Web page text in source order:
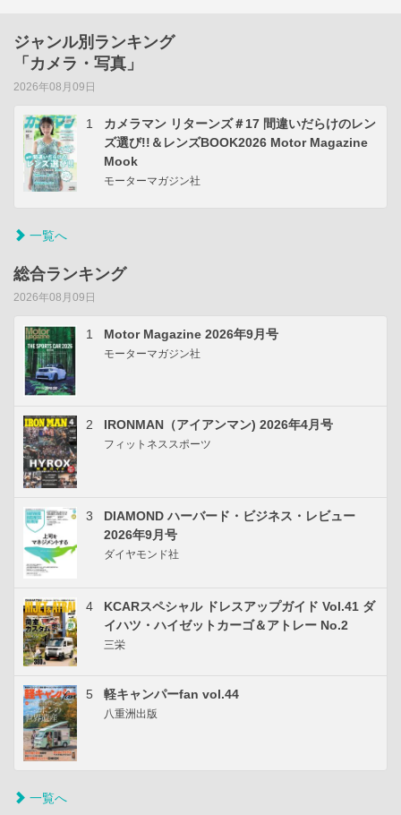
ジャンル別ランキング
「カメラ・写真」
2026年08月09日
1
カメラマン リターンズ＃17 間違いだらけのレン
ズ選び!!＆レンズBOOK2026 Motor Magazine
Mook
モーターマガジン社
一覧へ
総合ランキング
2026年08月09日
1 Motor Magazine 2026年9月号
モーターマガジン社
2 IRONMAN（アイアンマン) 2026年4月号
フィットネススポーツ
3
DIAMOND ハーバード・ビジネス・レビュー
2026年9月号
ダイヤモンド社
4
KCARスペシャル ドレスアップガイド Vol.41 ダ
イハツ・ハイゼットカーゴ＆アトレー No.2
三栄
5 軽キャンパーfan vol.44
八重洲出版
一覧へ